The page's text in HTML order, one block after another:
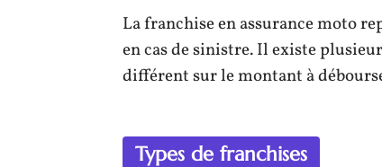
La franchise en assurance moto
en cas de sinistre. Il existe
différent sur le montant à
Types de franchises